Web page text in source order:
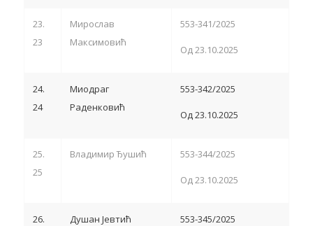
23.
23
Мирослав
Максимовић
553-341/2025
Од 23.10.2025
24.
24
Миодраг
Раденковић
553-342/2025
Од 23.10.2025
25.
25
Владимир Ђушић 553-344/2025
Од 23.10.2025
26.
Душан Јевтић 553-345/2025